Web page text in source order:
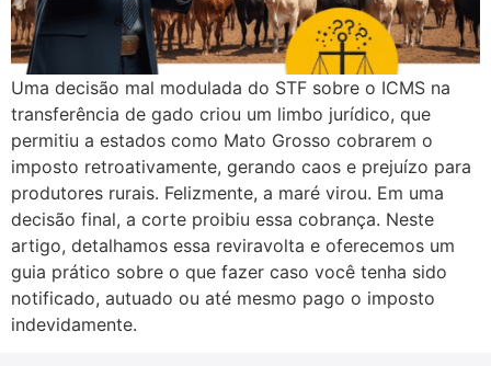
Uma decisão mal modulada do STF sobre o ICMS na
transferência de gado criou um limbo jurídico, que
permitiu a estados como Mato Grosso cobrarem o
imposto retroativamente, gerando caos e prejuízo para
produtores rurais. Felizmente, a maré virou. Em uma
decisão final, a corte proibiu essa cobrança. Neste
artigo, detalhamos essa reviravolta e oferecemos um
guia prático sobre o que fazer caso você tenha sido
notificado, autuado ou até mesmo pago o imposto
indevidamente.